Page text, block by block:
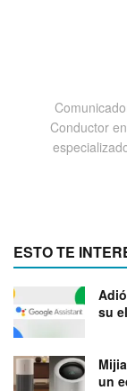
Conductor
ESTO TE
su
un